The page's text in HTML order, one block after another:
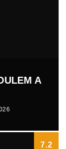
A
7.2